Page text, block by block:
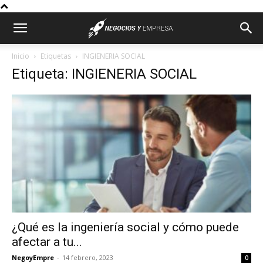
Inicio Etiquetas INGIENERIA SOCIAL
Etiqueta: INGIENERIA SOCIAL
¿Qué es la ingeniería social y cómo puede
afectar a tu...
NegoyEmpre - 14 febrero, 2023 0